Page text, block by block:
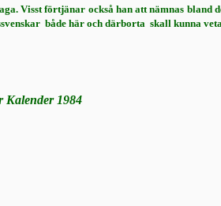
Visst förtjänar också han att nämnas
 både här och därborta  skall kunna
Kalender 1984